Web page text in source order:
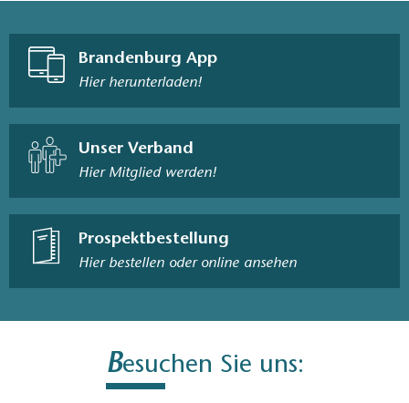
Brandenburg App
Hier herunterladen!
Unser Verband
Hier Mitglied werden!
Prospektbestellung
Hier bestellen oder online ansehen
Besuchen Sie uns: